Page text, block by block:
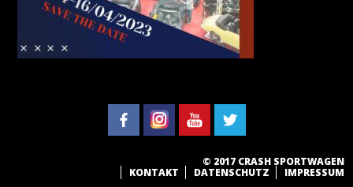
© 2017 CRASH SPORTWAGEN
KONTAKT
DATENSCHUTZ IMPRESSUM